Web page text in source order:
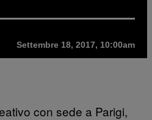
Settembre 18, 2017, 10:00am
con sede a Parigi,